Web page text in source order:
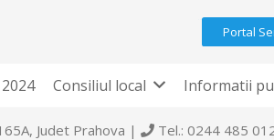
Portal
Consiliul local Informatii
Judet Prahova | Tel.: 0244 485